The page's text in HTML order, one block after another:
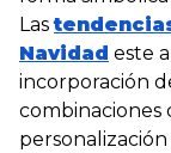
Las
Navidad este
incorporación
combinaciones
personalización